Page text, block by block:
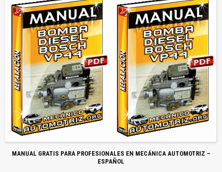
MANUAL GRATIS PARA PROFESIONALES EN MECÁNICA AUTOMOTRIZ –
ESPAÑOL